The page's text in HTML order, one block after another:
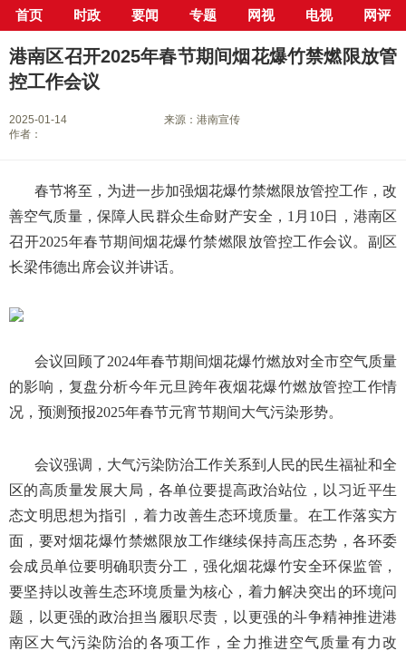
首页 时政 要闻 专题 网视 电视 网评
当前位置： 首页> 新闻中心> 县市区> 港南区> 正文
港南区召开2025年春节期间烟花爆竹禁燃限放管
控工作会议
2025-01-14
来源：港南宣传
作者：
春节将至，为进一步加强烟花爆竹禁燃限放管控工作，改
善空气质量，保障人民群众生命财产安全，1月10日，港南区
召开2025年春节期间烟花爆竹禁燃限放管控工作会议。副区
长梁伟德出席会议并讲话。
会议回顾了2024年春节期间烟花爆竹燃放对全市空气质量
的影响，复盘分析今年元旦跨年夜烟花爆竹燃放管控工作情
况，预测预报2025年春节元宵节期间大气污染形势。
会议强调，大气污染防治工作关系到人民的民生福祉和全
区的高质量发展大局，各单位要提高政治站位，以习近平生
态文明思想为指引，着力改善生态环境质量。在工作落实方
面，要对烟花爆竹禁燃限放工作继续保持高压态势，各环委
会成员单位要明确职责分工，强化烟花爆竹安全环保监管，
要坚持以改善生态环境质量为核心，着力解决突出的环境问
题，以更强的政治担当履职尽责，以更强的斗争精神推进港
南区大气污染防治的各项工作，全力推进空气质量有力改